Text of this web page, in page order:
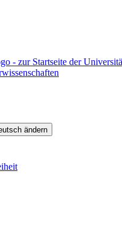
- zur Startseite der
ändern